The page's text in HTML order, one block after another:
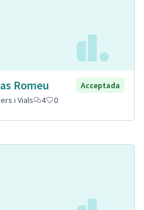
Romeu
Acceptada
i Vials 4 0